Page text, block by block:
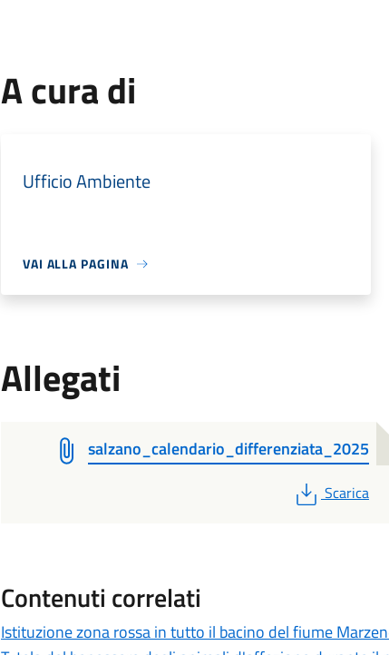
A cura di
Ufficio Ambiente
VAI ALLA PAGINA
Allegati
salzano_calendario_differenziata_2025
PDF
Scarica
Contenuti correlati
Istituzione zona rossa in tutto il bacino del fiume